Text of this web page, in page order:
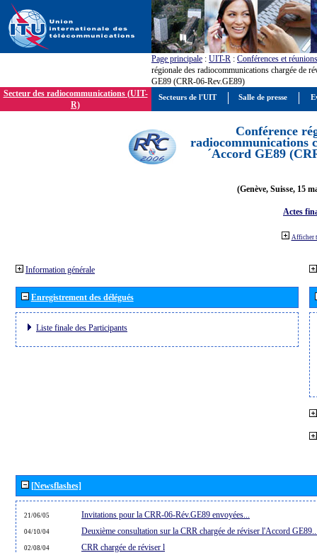
Page principale : UIT-R : Conférences et réunions
régionale des radiocommunications chargée de
GE89 (CRR-06-Rev.GE89)
Secteur des radiocommunications (UIT-
R)
Conférence
radiocommunications
´Accord GE89
(Genève, Suisse, 15
Actes
Afficher
Information générale
Enregistrement des délégués
Liste finale des Participants
[Newsflashes]
21/06/05 Invitations pour la CRR-06-Rév.GE89 envoyées...
04/10/04 Deuxième consultation sur la CRR chargée de réviser l'Accord
02/08/04 CRR chargée de réviser l
Secteurs de l'UIT Salle de presse